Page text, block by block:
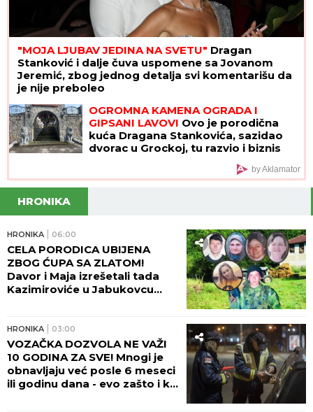
"MOJA LJUBAV JEDINA NA SVETU" Dragan
Stanković i dalje čuva uspomene sa Jovanom
Jeremić, zbog jednog detalja svi komentarišu da
je nije preboleo
OGROMNA KAMENA OGRADA I
GIPSANI LAVOVI Ovo je porodična
kuća Dragana Stankovića, sazidao
dvorac u Grockoj, tu razvio i biznis
by Aklamator
HRONIKA
HRONIKA 06:00
CELA PORODICA UBIJENA
ZBOG ĆUPA SA ZLATOM!
Davor i Maja izrešetali tada
Kazimiroviće u Jabukovcu
HRONIKA 03:00
VOZAČKA DOZVOLA NE VAŽI
10 GODINA ZA SVE! Mnogi je
obnavljaju već posle 6 meseci
ili godinu dana - evo zašto i ko